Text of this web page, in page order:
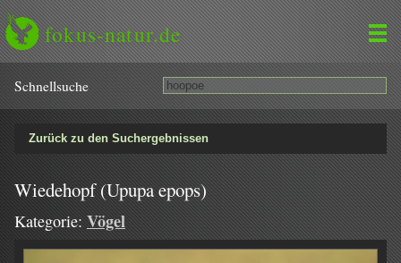
fokus-natur.de
Schnell­suche
Zurück zu den Suchergebnissen
Wiedehopf (Upupa epops)
Kategorie: Vögel